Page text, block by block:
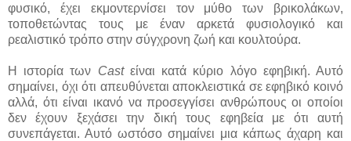
φυσικό, έχει εκμοντερνίσει τον μύθο των βρικολάκων,
τοποθετώντας τους με έναν αρκετά φυσιολογικό και
ρεαλιστικό τρόπο στην σύγχρονη ζωή και κουλτούρα.
Η ιστορία των Cast είναι κατά κύριο λόγο εφηβική. Αυτό
σημαίνει, όχι ότι απευθύνεται αποκλειστικά σε εφηβικό κοινό
αλλά, ότι είναι ικανό να προσεγγίσει ανθρώπους οι οποίοι
δεν έχουν ξεχάσει την δική τους εφηβεία με ότι αυτή
συνεπάγεται. Αυτό ωστόσο σημαίνει μια κάπως άχαρη και